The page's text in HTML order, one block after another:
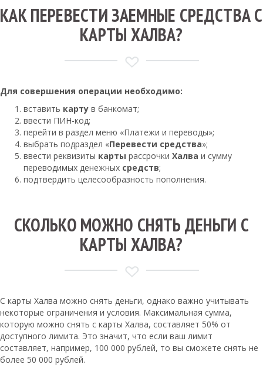
КАК ПЕРЕВЕСТИ ЗАЕМНЫЕ СРЕДСТВА С
КАРТЫ ХАЛВА?
Для совершения операции необходимо:
вставить карту в банкомат;
ввести ПИН-код;
перейти в раздел меню «Платежи и переводы»;
выбрать подраздел «Перевести средства»;
ввести реквизиты карты рассрочки Халва и сумму
переводимых денежных средств;
подтвердить целесообразность пополнения.
СКОЛЬКО МОЖНО СНЯТЬ ДЕНЬГИ С
КАРТЫ ХАЛВА?
С карты Халва можно снять деньги, однако важно учитывать
некоторые ограничения и условия. Максимальная сумма,
которую можно снять с карты Халва, составляет 50% от
доступного лимита. Это значит, что если ваш лимит
составляет, например, 100 000 рублей, то вы сможете снять не
более 50 000 рублей.